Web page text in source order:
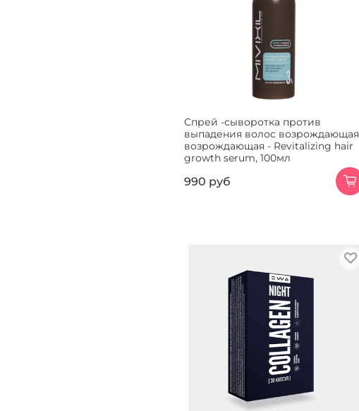
Спрей -сыворотка против
выпадения волос возрождающая
возрождающая - Revitalizing hair
growth serum, 100мл
990 руб